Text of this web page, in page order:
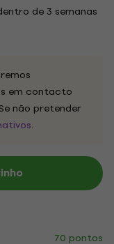
de 3 semanas
em contacto
não pretender
.
70 pontos